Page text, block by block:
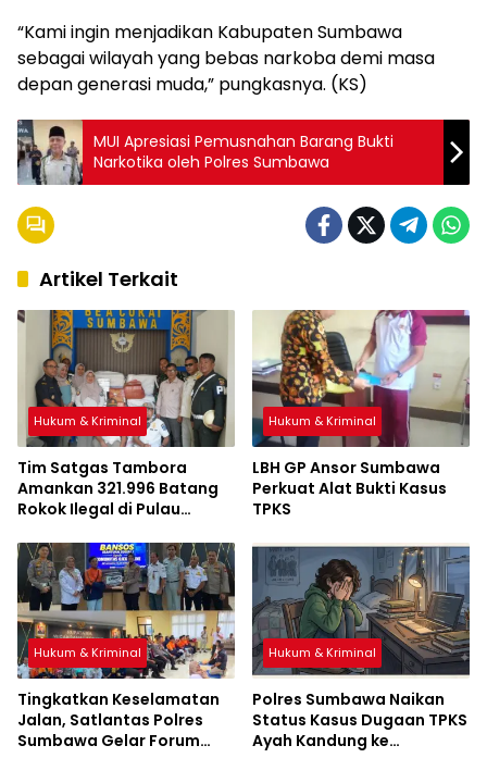
“Kami ingin menjadikan Kabupaten Sumbawa
sebagai wilayah yang bebas narkoba demi masa
depan generasi muda,” pungkasnya. (KS)
MUI Apresiasi Pemusnahan Barang Bukti
Narkotika oleh Polres Sumbawa
Artikel Terkait
Hukum & Kriminal
Tim Satgas Tambora
Amankan 321.996 Batang
Rokok Ilegal di Pulau
Hukum & Kriminal
LBH GP Ansor Sumbawa
Perkuat Alat Bukti Kasus
TPKS
Hukum & Kriminal
Tingkatkan Keselamatan
Jalan, Satlantas Polres
Sumbawa Gelar Forum
Hukum & Kriminal
Polres Sumbawa Naikan
Status Kasus Dugaan TPKS
Ayah Kandung ke